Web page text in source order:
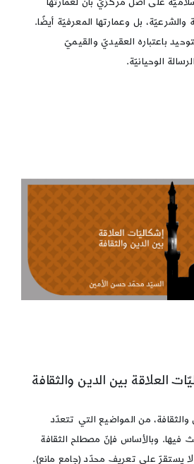
والشرعيّة، بل وعمارتها المعرفيّة أيضًا.
باعتباره العقيديّ والقيميّ
الوحيانيّة.
العلاقة بين الدين والثقافة
من المواضيع التي تتعدّد
فيها. وبالأساس فإنّ مصطلح الثقافة
يستقرّ على تعريف محدّد (جامع مانع).